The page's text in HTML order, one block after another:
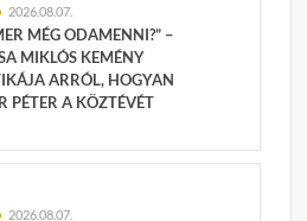
2026.08.07.
MÉG ODAMENNI?” –
MIKLÓS KEMÉNY
ARRÓL, HOGYAN
PÉTER A KÖZTÉVÉT
2026.08.07.